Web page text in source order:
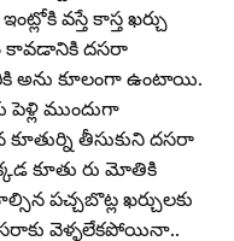
వస్తే కాస్త ఖర్చు
కావడానికి దసరా
అను కూలంగా ఉంటాయి.
పెళ్లి ముందుగా
తీసుకుని దసరా
కూతు రు మోతికి
పచ్చబొట్ల ఖర్చులకు
వెళ్ళలేకపోయినా..